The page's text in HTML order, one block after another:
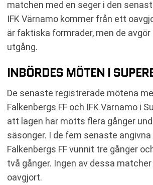
matchen med en seger i den
IFK Värnamo kommer från ett
är faktiska formrader, men de
utgång.
INBÖRDES MÖTEN I
De senaste registrerade mötena
Falkenbergs FF och IFK Värnamo i
att lagen har mötts flera gånger
säsonger. I de fem senaste
Falkenbergs FF vunnit tre gånger
två gånger. Ingen av dessa
oavgjort.